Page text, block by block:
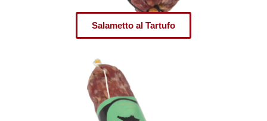
Salametto al Tartufo